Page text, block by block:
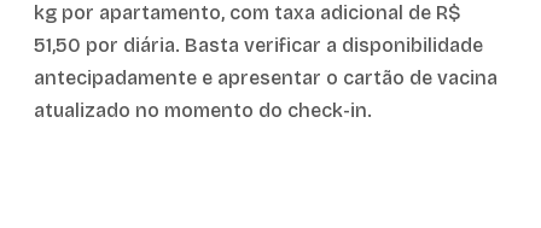
kg por apartamento, com taxa adicional de R$
51,50 por diária. Basta verificar a disponibilidade
antecipadamente e apresentar o cartão de vacina
atualizado no momento do check-in.